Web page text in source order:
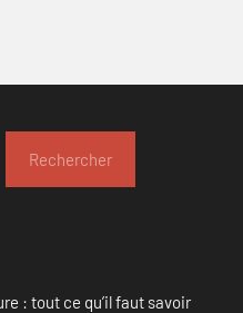
Rechercher
: tout ce qu’il faut savoir